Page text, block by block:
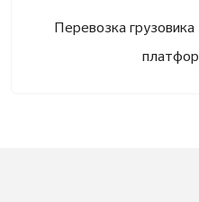
Перевозка